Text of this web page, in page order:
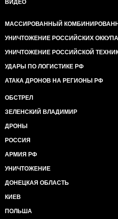
ВИДЕО
МАССИРОВАННЫЙ
УНИЧТОЖЕНИЕ РОССИЙСКИХ
УНИЧТОЖЕНИЕ РОССИЙСКОЙ
УДАРЫ ПО ЛОГИСТИКЕ РФ
АТАКА ДРОНОВ НА РЕГИОНЫ РФ
ОБСТРЕЛ
ЗЕЛЕНСКИЙ ВЛАДИМИР
ДРОНЫ
РОССИЯ
АРМИЯ РФ
УНИЧТОЖЕНИЕ
ДОНЕЦКАЯ ОБЛАСТЬ
КИЕВ
ПОЛЬША